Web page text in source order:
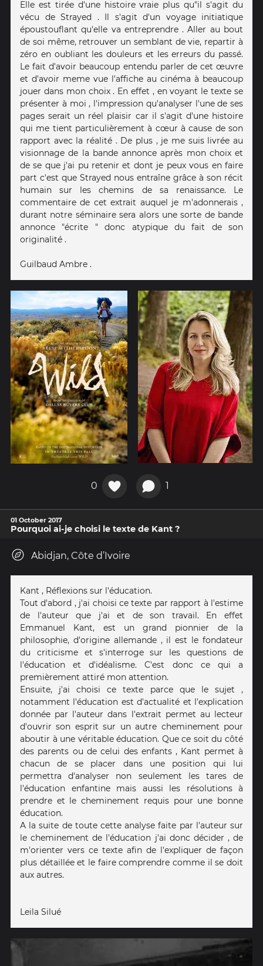
Elle est tirée d'une histoire vraie plus qu"il s'agit du
vécu de Strayed . Il s'agit d'un voyage initiatique
époustouflant qu'elle va entreprendre . Aller au bout
de soi même, retrouver un semblant de vie, repartir à
zéro en oubliant les douleurs et les erreurs du passé.
Le fait d'avoir beaucoup entendu parler de cet œuvre
et d'avoir meme vue l'affiche au cinéma à beaucoup
jouer dans mon choix . En effet , en voyant le texte se
présenter à moi , l'impression qu'analyser l'une de ses
pages serait un réel plaisir car il s'agit d'une histoire
qui me tient particulièrement à cœur à cause de son
rapport avec la réalité . De plus , je me suis livrée au
visionnage de la bande annonce après mon choix et
de se que j'ai pu retenir et dont je peux vous en faire
part c'est que Strayed nous entraîne grâce à son récit
humain sur les chemins de sa renaissance. Le
commentaire de cet extrait auquel je m'adonnerais ,
durant notre séminaire sera alors une sorte de bande
annonce "écrite " donc atypique du fait de son
originalité .
Guilbaud Ambre .
0 1
01 October 2017
Pourquoi ai-je choisi le texte de Kant ?
Abidjan, Côte d’Ivoire
Kant , Réflexions sur l'éducation.
Tout d'abord , j'ai choisi ce texte par rapport à l'estime
de l'auteur que j'ai et de son travail. En effet
Emmanuel Kant, est un grand pionnier de la
philosophie, d'origine allemande , il est le fondateur
du criticisme et s'interroge sur les questions de
l'éducation et d'idéalisme. C'est donc ce qui a
premièrement attiré mon attention.
Ensuite, j'ai choisi ce texte parce que le sujet ,
notamment l'éducation est d'actualité et l'explication
donnée par l'auteur dans l'extrait permet au lecteur
d'ouvrir son esprit sur un autre cheminement pour
aboutir à une véritable éducation. Que ce soit du côté
des parents ou de celui des enfants , Kant permet à
chacun de se placer dans une position qui lui
permettra d'analyser non seulement les tares de
l'éducation enfantine mais aussi les résolutions à
prendre et le cheminement requis pour une bonne
éducation.
A la suite de toute cette analyse faite par l'auteur sur
le cheminement de l'éducation j'ai donc décider , de
m'orienter vers ce texte afin de l'expliquer de façon
plus détaillée et le faire comprendre comme il se doit
aux autres.
Leila Silué